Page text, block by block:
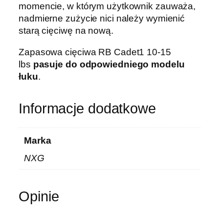
momencie, w którym użytkownik zauważa,
nadmierne zużycie nici należy wymienić
starą cięciwę na nową.
Zapasowa cięciwa RB Cadet1 10-15
lbs pasuje do odpowiedniego modelu
łuku.
Informacje dodatkowe
Marka
NXG
Opinie